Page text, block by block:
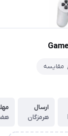
مقایسه
ارسال
هرمزگان